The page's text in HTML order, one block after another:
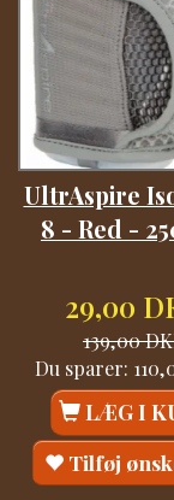
UltrAspire
8 - Red -
29,00
139,00
Du sparer:
LÆG I
Tilføj